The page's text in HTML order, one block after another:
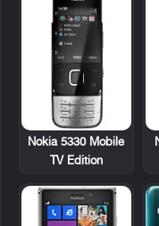
Nokia 5330 Mobile
TV Edition